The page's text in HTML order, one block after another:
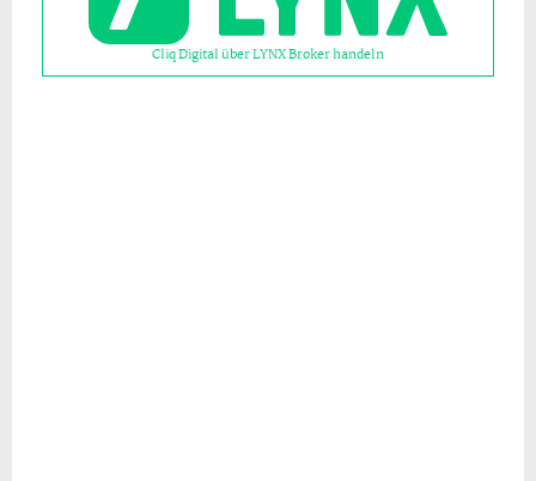
Cliq Digital über LYNX Broker handeln